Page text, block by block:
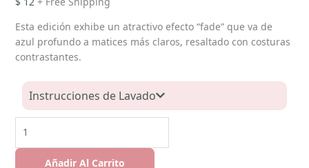
Esta edición exhibe un atractivo efecto “fade” que va de
azul profundo a matices más claros, resaltado con costuras
contrastantes.
Instrucciones de Lavado
Añadir Al Carrito